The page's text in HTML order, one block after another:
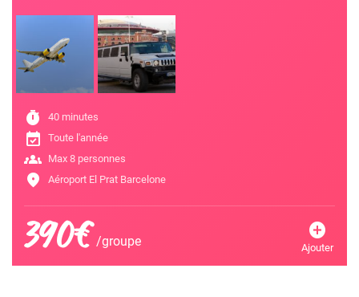
timer 40 minutes
event_available Toute l'année
groups Max 8 personnes
location_on Aéroport El Prat Barcelone
390€/groupe add_circle
Ajouter